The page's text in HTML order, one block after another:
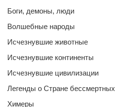
Боги, демоны, люди
Волшебные народы
Исчезнувшие животные
Исчезнувшие континенты
Исчезнувшие цивилизации
Легенды о Стране бессмертных
Химеры